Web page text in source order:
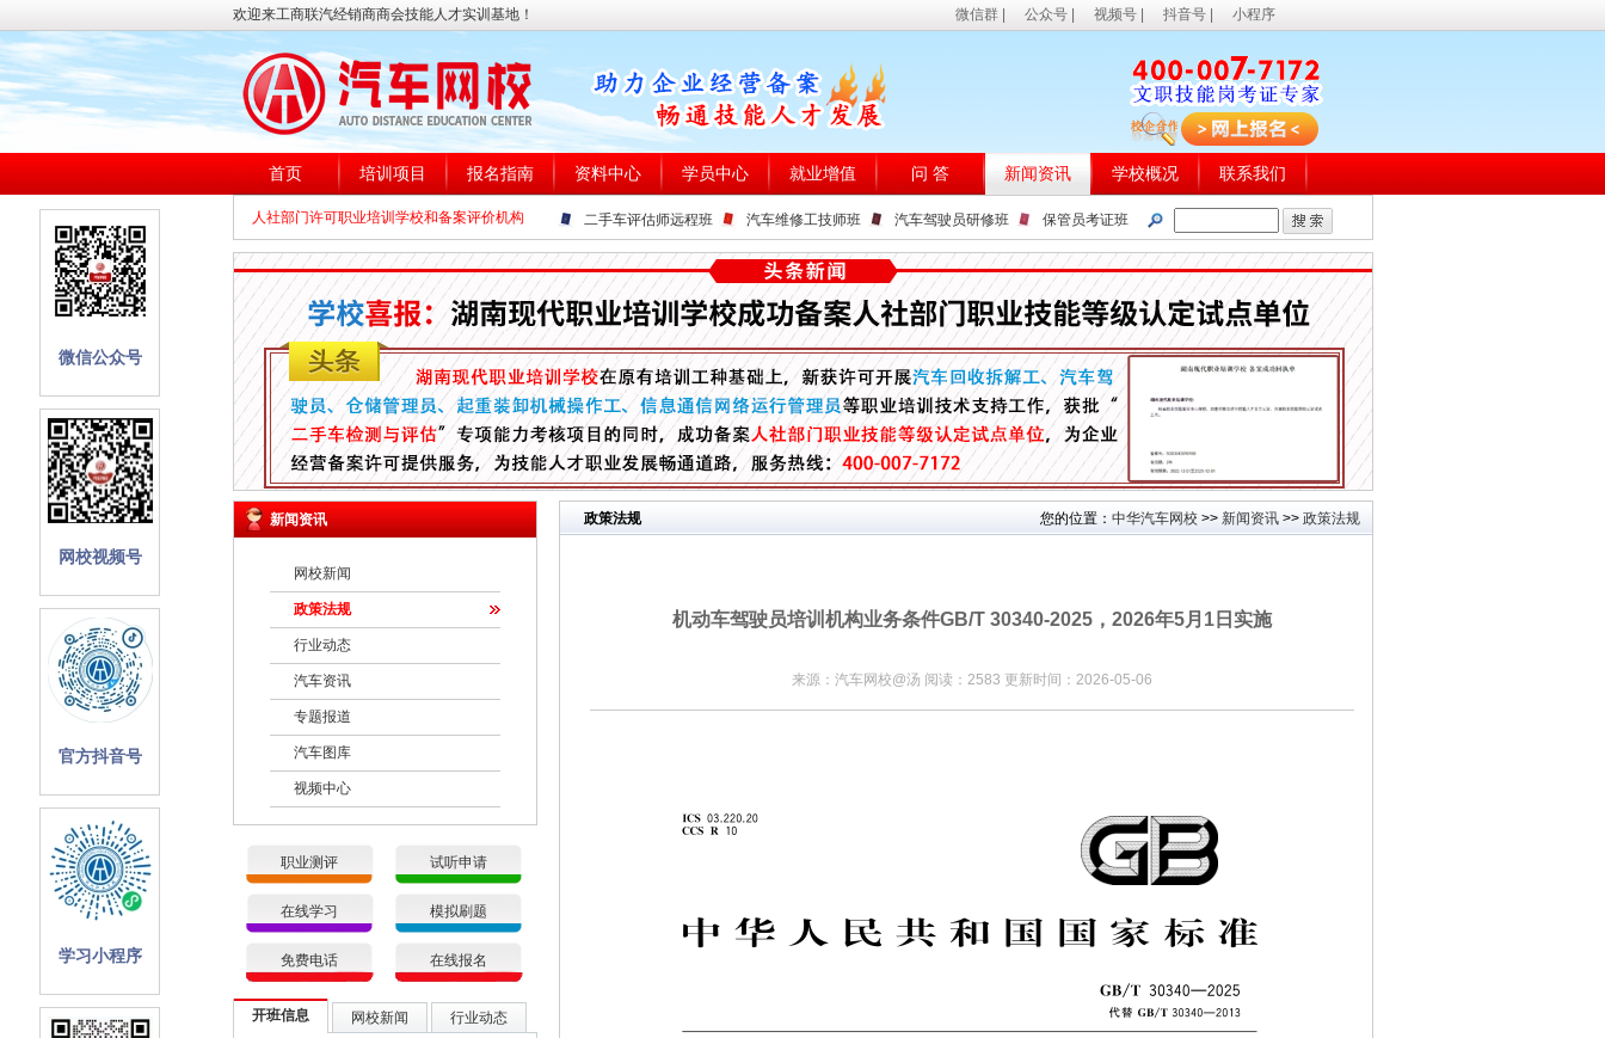
欢迎来工商联汽经销商商会技能人才实训基地！ 微信群| 公众号| 视频号| 抖音号| 小程序
首页 培训项目 报名指南 资料中心 学员中心 就业增值 问 答 新闻资讯 学校概况 联系我们
人社部门许可职业培训学校和备案评价机构 二手车评估师远程班 汽车维修工技师班 汽车驾驶员研修班 保管员考证班
新闻资讯
网校新闻
政策法规
行业动态
汽车资讯
专题报道
汽车图库
视频中心
职业测评 试听申请
在线学习 模拟刷题
免费电话 在线报名
开班信息 网校新闻 行业动态
您的位置： 中华汽车网校>> 新闻资讯>> 政策法规
政策法规
机动车驾驶员培训机构业务条件GB/T 30340-2025，2026年5月1日实施
来源：汽车网校@汤 阅读：2583 更新时间：2026-05-06
微信公众号
网校视频号
官方抖音号
学习小程序